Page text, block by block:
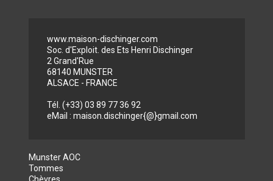
24H/48H.
www.maison-dischinger.com
Soc. d'Exploit. des Ets Henri Dischinger
2 Grand'Rue
68140 MUNSTER
ALSACE - FRANCE
Tél. (+33) 03 89 77 36 92
eMail : maison.dischinger{@}gmail.com
Munster AOC
Tommes
Chèvres